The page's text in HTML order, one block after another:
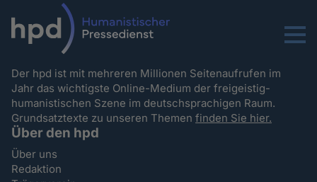
Menu
Der hpd ist mit mehreren Millionen Seitenaufrufen im
Jahr das wichtigste Online-Medium der freigeistig-
humanistischen Szene im deutschsprachigen Raum.
Grundsatztexte zu unseren Themenfinden Sie hier.
Über den hpd
Über uns
Redaktion